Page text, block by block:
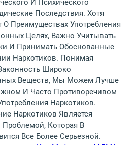
И Психического
Последствия. Хотя
Преимуществах Употребления
Целях, Важно Учитывать
И Принимать Обоснованные
Наркотиков. Понимая
Широко
Веществ, Мы Можем Лучше
И Часто Противоречивом
Наркотиков.
Наркотиков Является
Которая В
Все Более Серьезной.